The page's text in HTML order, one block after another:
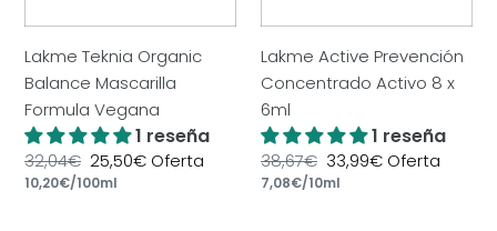
Lakme Teknia Organic
Balance Mascarilla
Formula Vegana
1 reseña
Precio
habitual
32,04€ Precio
de
25,50€ Oferta
Precio
10,20€/por
100ml
Lakme Active Prevención
Concentrado Activo 8 x
6ml
1 reseña
Precio
habitual
38,67€ Precio
de
33,99€ Oferta
Precio
7,08€/por
10ml